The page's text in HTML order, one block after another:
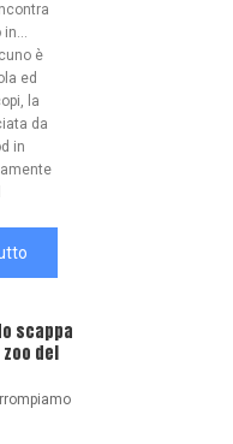
in…
è
ed
la
da
in
scappa
del